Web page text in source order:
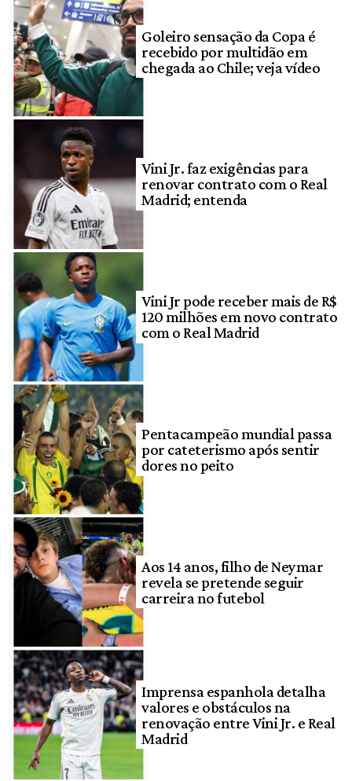
Goleiro sensação da Copa é
recebido por multidão em
chegada ao Chile; veja vídeo
Vini Jr. faz exigências para
renovar contrato com o Real
Madrid; entenda
Vini Jr pode receber mais de R$
120 milhões em novo contrato
com o Real Madrid
Pentacampeão mundial passa
por cateterismo após sentir
dores no peito
Aos 14 anos, filho de Neymar
revela se pretende seguir
carreira no futebol
Imprensa espanhola detalha
valores e obstáculos na
renovação entre Vini Jr. e Real
Madrid